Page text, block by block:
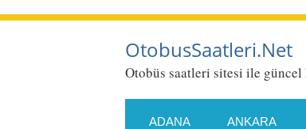
OtobusSaatleri.Net
Otobüs saatleri sitesi ile
ADANA ANKARA